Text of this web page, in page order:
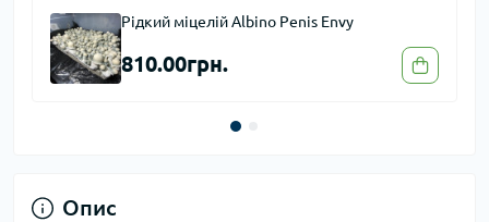
Спори грибів Psilocybe Cubensis - Malabar
730.00грн.
Опис